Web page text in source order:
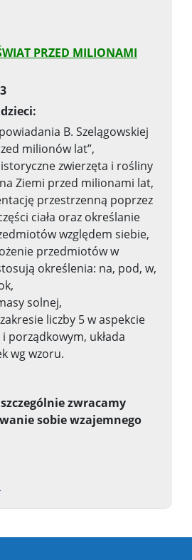
PRZED MILIONAMI
B. Szelągowskiej
milionów lat”,
zwierzęta i rośliny
Ziemi przed milionami lat,
przestrzenną poprzez
ciała oraz określanie
względem siebie,
przedmiotów w
określenia: na, pod, w,
solnej,
liczby 5 w aspekcie
porządkowym, układa
wg wzoru.
zwracamy
sobiewzajemnego